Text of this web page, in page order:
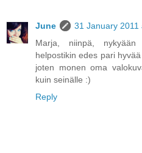
June
31 January 2011
Marja, niinpä, nykyään
helpostikin edes pari
joten monen oma
kuin seinälle :)
Reply